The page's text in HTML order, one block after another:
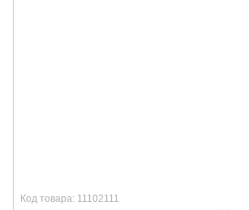
Код товара: 11102111